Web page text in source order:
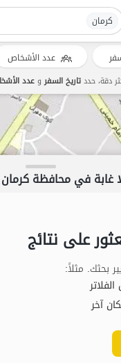
کرمان
غابة في محافظة کرمان
على نتائج
بحثك. مثلاً:
آخر
عدد الأشخاص
دقة، حددتاريخ السفروعدد